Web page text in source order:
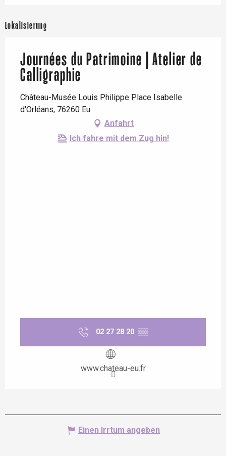
Lokalisierung
Journées du Patrimoine | Atelier de
Calligraphie
Château-Musée Louis Philippe Place Isabelle
d'Orléans, 76260 Eu
Anfahrt
Ich fahre mit dem Zug hin!
02 27 28 20 ▒▒
www.chateau-eu.fr
Einen Irrtum angeben